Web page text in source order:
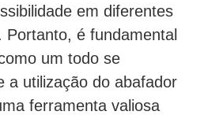
em diferentes
Portanto, é fundamental
um todo se
a utilização do abafador
ferramenta valiosa